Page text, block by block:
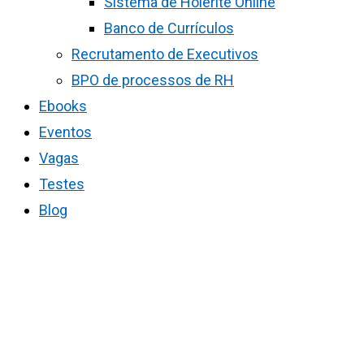
Banco de Currículos
Recrutamento de Executivos
BPO de processos de RH
Ebooks
Eventos
Vagas
Testes
Blog